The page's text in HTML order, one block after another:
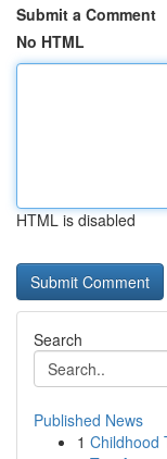
Submit a Comment
No HTML
HTML is disabled
Search
Published News
1 Childhood